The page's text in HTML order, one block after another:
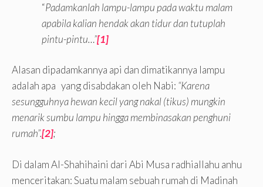
“Padamkanlah lampu-lampu pada waktu malam
apabila kalian hendak akan tidur dan tutuplah
pintu-pintu…”[1]
Alasan dipadamkannya api dan dimatikannya lampu
adalah apa yang disabdakan oleh Nabi: “Karena
sesungguhnya hewan kecil yang nakal (tikus) mungkin
menarik sumbu lampu hingga membinasakan penghuni
rumah”.[2];
Di dalam Al-Shahihaini dari Abi Musa radhiallahu anhu
menceritakan: Suatu malam sebuah rumah di Madinah